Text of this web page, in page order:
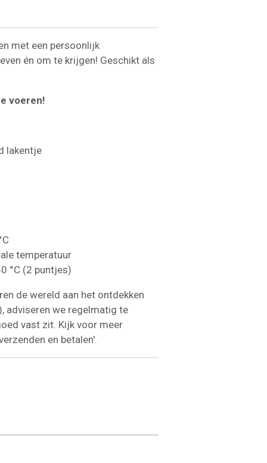
met een persoonlijk
én om te krijgen! Geschikt als
voeren!
lakentje
temperatuur
°C (2 puntjes)
de wereld aan het ontdekken
adviseren we regelmatig te
vast zit. Kijk voor meer
en betalen'.